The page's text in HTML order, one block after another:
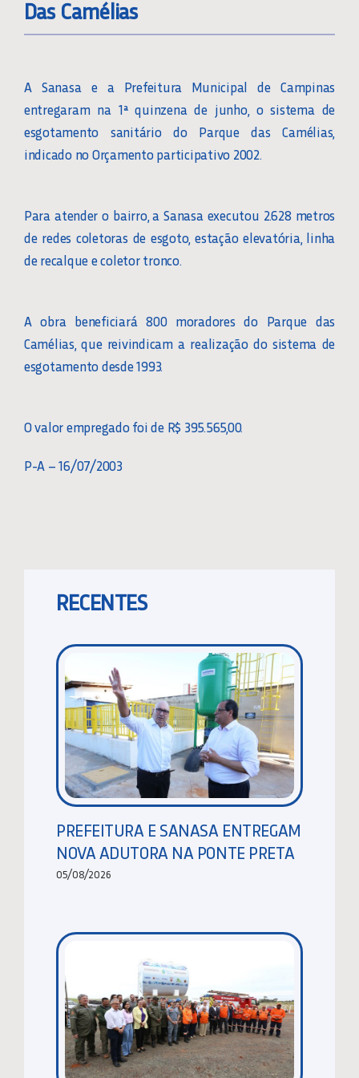
Das Camélias
A Sanasa e a Prefeitura Municipal de Campinas
entregaram na 1ª quinzena de junho, o sistema de
esgotamento sanitário do Parque das Camélias,
indicado no Orçamento participativo 2002.
Para atender o bairro, a Sanasa executou 2.628 metros
de redes coletoras de esgoto, estação elevatória, linha
de recalque e coletor tronco.
A obra beneficiará 800 moradores do Parque das
Camélias, que reivindicam a realização do sistema de
esgotamento desde 1993.
O valor empregado foi de R$ 395.565,00.
P-A – 16/07/2003
RECENTES
PREFEITURA E SANASA ENTREGAM
NOVA ADUTORA NA PONTE PRETA
05/08/2026